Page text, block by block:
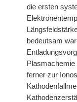
die ersten
bedeutsam
Plasmachemie
ferner zur